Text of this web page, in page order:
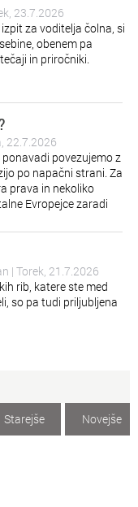
23.7.2026
za voditelja čolna, si
obenem pa
in priročniki.
22.7.2026
povezujemo z
po napačni strani. Za
prava in nekoliko
Evropejce zaradi
| Torek, 21.7.2026
rib, katere ste med
so pa tudi priljubljena
Novejše
Starejše